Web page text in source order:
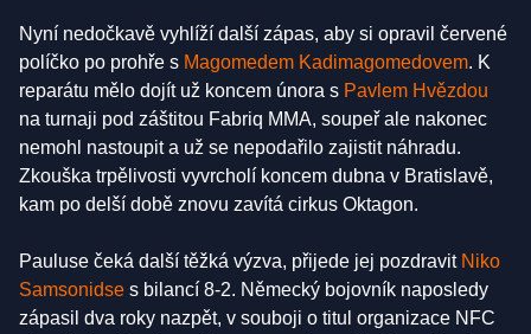
Nyní nedočkavě vyhlíží další zápas, aby si opravil červené
políčko po prohře s Magomedem Kadimagomedovem. K
reparátu mělo dojít už koncem února s Pavlem Hvězdou
na turnaji pod záštitou Fabriq MMA, soupeř ale nakonec
nemohl nastoupit a už se nepodařilo zajistit náhradu.
Zkouška trpělivosti vyvrcholí koncem dubna v Bratislavě,
kam po delší době znovu zavítá cirkus Oktagon.
Pauluse čeká další těžká výzva, přijede jej pozdravit Niko
Samsonidse s bilancí 8-2. Německý bojovník naposledy
zápasil dva roky nazpět, v souboji o titul organizace NFC